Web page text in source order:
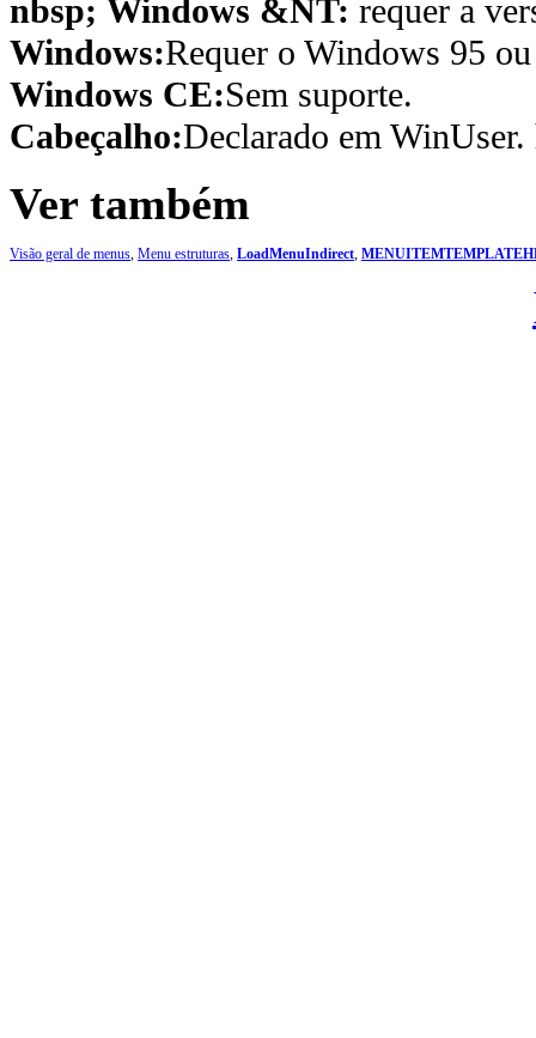
nbsp; Windows &NT: requer a
Windows:Requer o Windows 95
Windows CE:Sem suporte.
Cabeçalho:Declarado em WinUser.
Ver também
Visão geral de menus, Menu estruturas, LoadMenuIndirect,